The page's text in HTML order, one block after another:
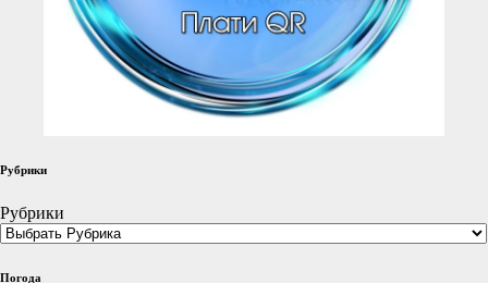
Рубрики
Рубрики
Погода